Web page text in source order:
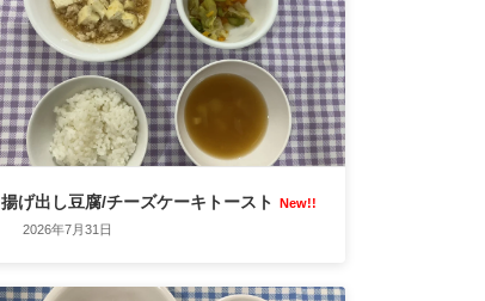
揚げ出し豆腐/チーズケーキトースト New!!
2026年7月31日